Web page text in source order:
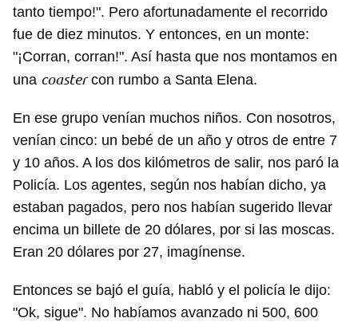
tanto tiempo!". Pero afortunadamente el recorrido
fue de diez minutos. Y entonces, en un monte:
"¡Corran, corran!". Así hasta que nos montamos en
una coastercon rumbo a Santa Elena.
En ese grupo venían muchos niños. Con nosotros,
venían cinco: un bebé de un año y otros de entre 7
y 10 años. A los dos kilómetros de salir, nos paró la
Policía. Los agentes, según nos habían dicho, ya
estaban pagados, pero nos habían sugerido llevar
encima un billete de 20 dólares, por si las moscas.
Eran 20 dólares por 27, imagínense.
Entonces se bajó el guía, habló y el policía le dijo:
"Ok, sigue". No habíamos avanzado ni 500, 600